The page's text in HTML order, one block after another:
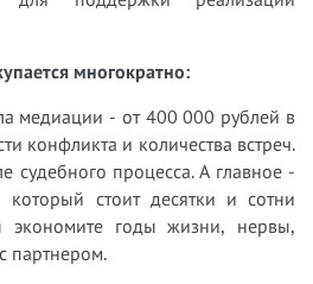
многократно:
медиации - от 400 000 рублей в
конфликта и количества встреч.
судебного процесса. А главное -
который стоит десятки и сотни
экономите годы жизни, нервы,
партнером.